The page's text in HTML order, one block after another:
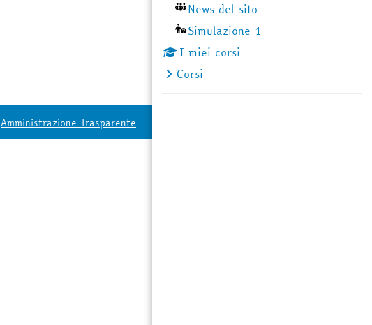
News del sito
Simulazione 1
I miei corsi
Corsi
Amministrazione Trasparente